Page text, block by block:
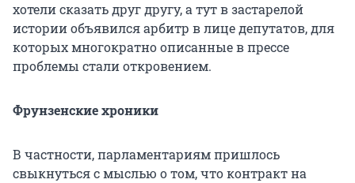
хотели сказать друг другу, а тут в застарелой
истории объявился арбитр в лице депутатов, для
которых многократно описанные в прессе
проблемы стали откровением.
Фрунзенские хроники
В частности, парламентариям пришлось
свыкнуться с мыслью о том, что контракт на